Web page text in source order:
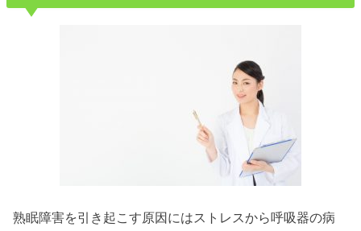
熟眠障害を引き起こす原因にはストレスから呼吸器の病